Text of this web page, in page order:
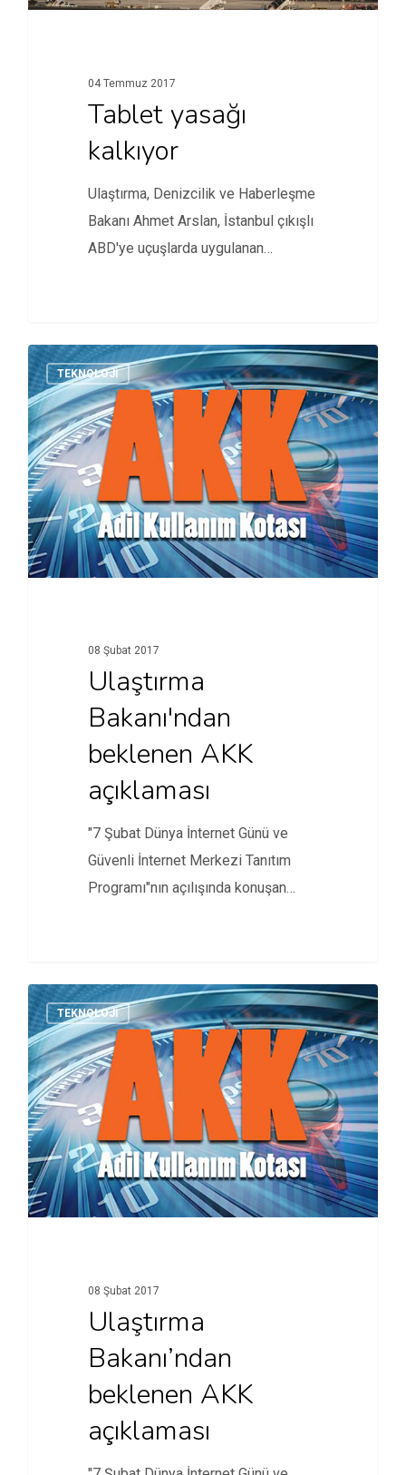
04 Temmuz 2017
Tablet yasağı
kalkıyor
Ulaştırma, Denizcilik ve Haberleşme
Bakanı Ahmet Arslan, İstanbul çıkışlı
ABD'ye uçuşlarda uygulanan
TEKNOLOJI
08 Şubat 2017
Ulaştırma
Bakanı'ndan
beklenen AKK
açıklaması
"7 Şubat Dünya İnternet Günü ve
Güvenli İnternet Merkezi Tanıtım
Programı"nın açılışında konuşan
TEKNOLOJI
08 Şubat 2017
Ulaştırma
Bakanı’ndan
beklenen AKK
açıklaması